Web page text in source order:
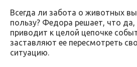
Всегда ли забота о животных
пользу? Федора решает, что
приводит к целой цепочке
заставляют ее пересмотреть
ситуацию.